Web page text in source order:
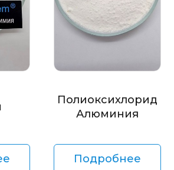
Полиоксихлорид
Алюминия
Подробнее